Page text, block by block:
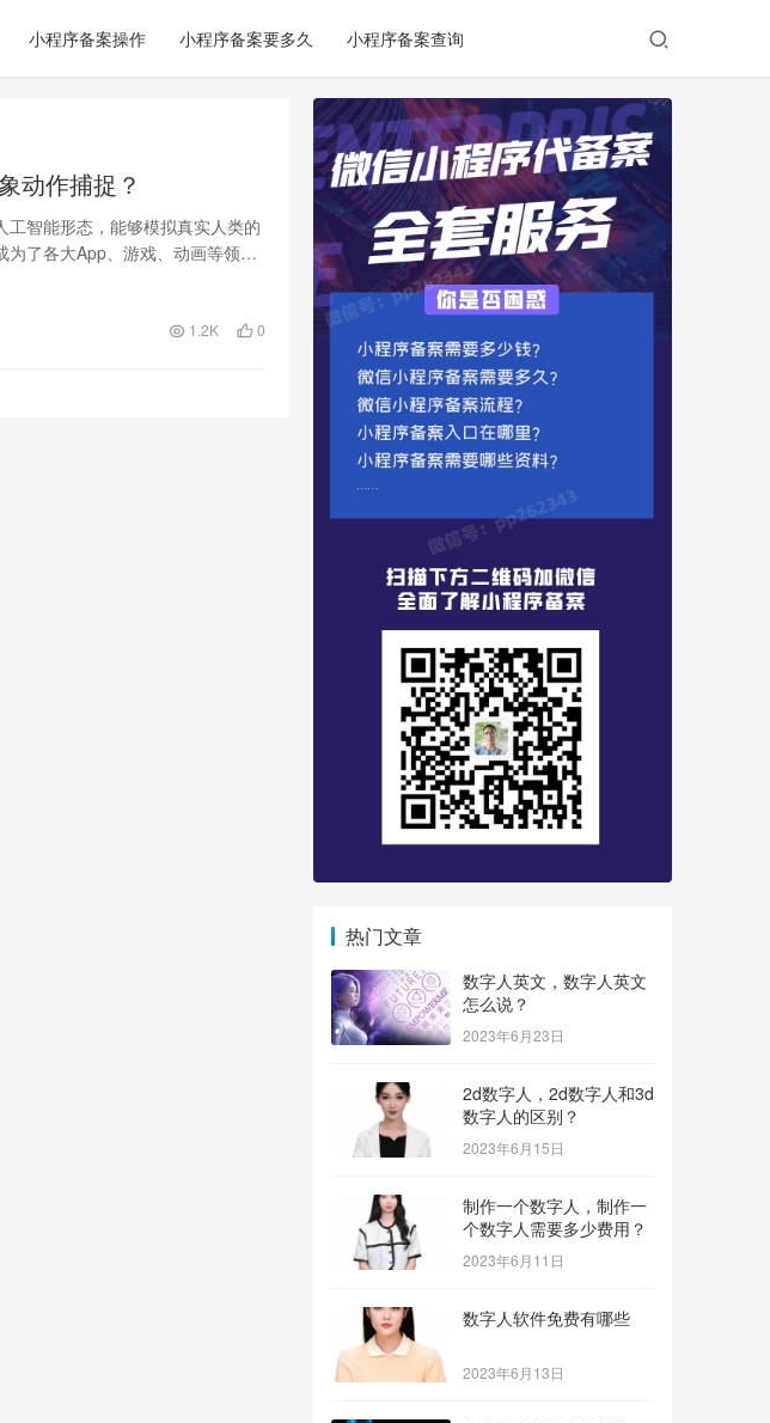
小程序备案操作 小程序备案要多久 小程序备案查询
动作捕捉？
智能形态，能够模拟真实人类的
了各大App、游戏、动画等领域
1.2K 0
热门文章
数字人英文，数字人英文
怎么说？
2023年6月23日
2d数字人，2d数字人和3d
数字人的区别？
2023年6月15日
制作一个数字人，制作一
个数字人需要多少费用？
2023年6月11日
数字人软件免费有哪些
2023年6月13日